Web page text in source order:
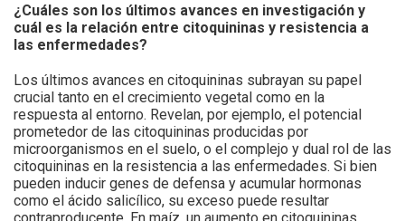
¿Cuáles son los últimos avances en investigación y
cuál es la relación entre citoquininas y resistencia a
las enfermedades?
Los últimos avances en citoquininas subrayan su papel
crucial tanto en el crecimiento vegetal como en la
respuesta al entorno. Revelan, por ejemplo, el potencial
prometedor de las citoquininas producidas por
microorganismos en el suelo, o el complejo y dual rol de las
citoquininas en la resistencia a las enfermedades. Si bien
pueden inducir genes de defensa y acumular hormonas
como el ácido salicílico, su exceso puede resultar
contraproducente. En maíz, un aumento en citoquininas